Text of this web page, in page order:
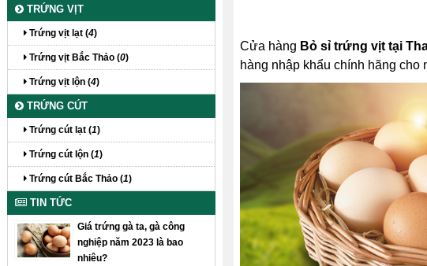
Cửa hàng Bỏ sỉ trứng vịt tại
hàng nhập khẩu chính hãng
TRỨNG VỊT
Trứng vịt lạt (4)
Trứng vịt Bắc Thảo (0)
Trứng vịt lộn (4)
TRỨNG CÚT
Trứng cút lạt (1)
Trứng cút lộn (1)
Trứng cút Bắc Thảo (1)
TIN TỨC
Giá trứng gà ta, gà công
nghiệp năm 2023 là bao
nhiêu?